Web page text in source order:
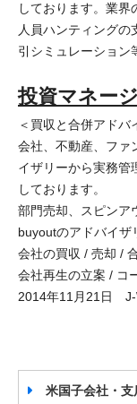
しております。業界
人員ハンティングの
引シミュレーション
投資マネー
＜買収と合併アドバ
会社、不動産、ファ
イザリーから実務管
しております。
部門売却、スピンア
buyoutのアドバイザ
会社の買収 / 売却 /
会社再生の立案 / コ
2014年11月21日
米国子会社・